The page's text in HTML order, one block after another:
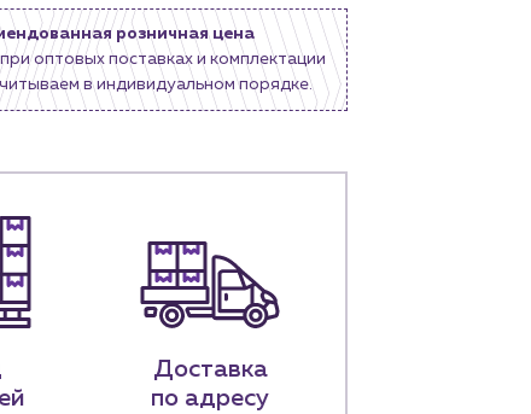
розничная цена
оптовых поставках и комплектации
в индивидуальном порядке.
Доставка
по адресу